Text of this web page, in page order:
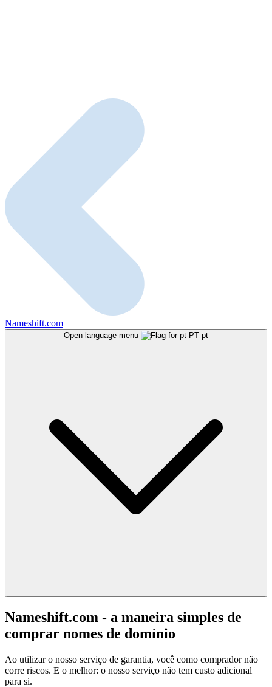
Nameshift.com
Open language menu pt
Nameshift.com - a maneira simples de
comprar nomes de domínio
Ao utilizar o nosso serviço de garantia, você como comprador não
corre riscos. E o melhor: o nosso serviço não tem custo adicional
para si.